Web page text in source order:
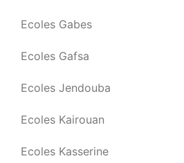
Ecoles Gabes
Ecoles Gafsa
Ecoles Jendouba
Ecoles Kairouan
Ecoles Kasserine